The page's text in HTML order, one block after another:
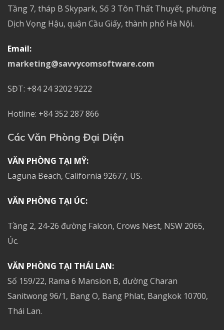
Tầng 7, tháp B Skypark, Số 3 Tôn Thất Thuyết, phường
Dịch Vọng Hậu, quận Cầu Giấy, thành phố Hà Nội.
Email:
marketing@savvycomsoftware.com
SĐT: +84 24 3202 9222
Hotline: +84 352 287 866
Các Văn Phòng Đại Diện
VĂN PHÒNG TẠI MỸ:
Laguna Beach, California 92677, US.
VĂN PHÒNG TẠI ÚC:
Tầng 2, 24-26 đường Falcon, Crows Nest, NSW 2065,
Úc.
VĂN PHÒNG TẠI THÁI LAN:
Số 159/22, Rama 6 Mansion B, đường Charan
Sanitwong 96/1, Bang O, Bang Phlat, Bangkok 10700,
Thái Lan.